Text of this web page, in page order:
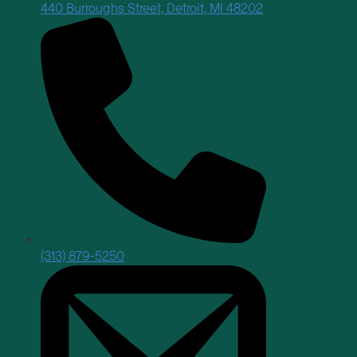
440 Burroughs Street, Detroit, MI 48202
(313) 879-5250